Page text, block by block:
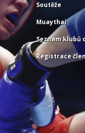
Soutěže
Muaythai
Seznam klubů
Registrace